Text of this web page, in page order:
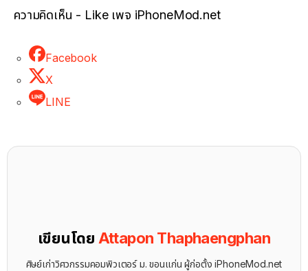
ความคิดเห็น - Like เพจ iPhoneMod.net
Facebook
X
LINE
เขียนโดย Attapon Thaphaengphan
ศิษย์เก่าวิศวกรรมคอมพิวเตอร์ ม. ขอนแก่น ผู้ก่อตั้ง iPhoneMod.net